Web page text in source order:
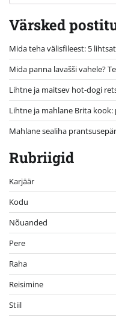
Värsked
Mida teha välisfileest: 5
Mida panna lavašši vahele?
Lihtne ja maitsev hot-dogi
Lihtne ja mahlane Brita
Mahlane sealiha
Rubriigid
Karjäär
Kodu
Nõuanded
Pere
Raha
Reisimine
Stiil